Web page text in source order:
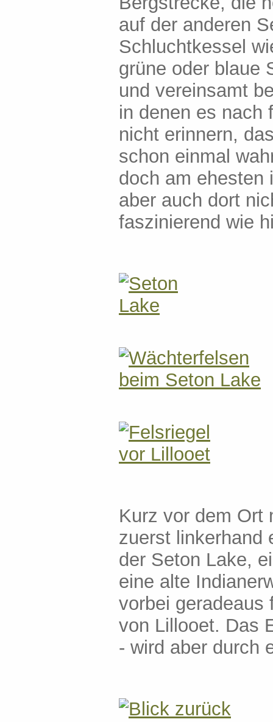
auf der anderen
Schluchtkessel
grüne oder blaue
und vereinsamt
in denen es nach
nicht erinnern,
schon einmal
doch am ehesten
aber auch dort
faszinierend wie
Kurz vor dem Ort
zuerst linkerhand
der Seton Lake,
eine alte
vorbei geradeaus
von Lillooet. Das
- wird aber durch